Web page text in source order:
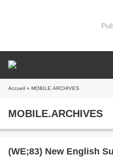
Accueil » MOBILE.ARCHIVES
MOBILE.ARCHIVES
(WE;83) New English